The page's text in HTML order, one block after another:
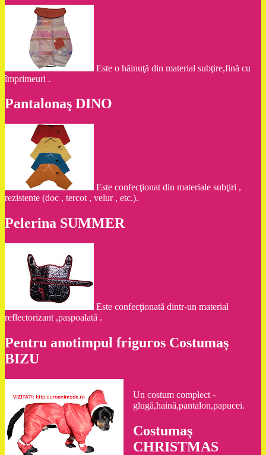
Este o hăinuţă din material subţire,fină cu
împrimeuri .
Pantalonaş DINO
Este confecţionat din materiale subţiri ,
rezistente (doc , tercot , velur , etc.).
Pelerina SUMMER
Este confecţionată dintr-un material
reflectorizant ,paspoalată .
Pentru anotimpul friguros Costumaş
BIZU
Un costum complect -
glugă,haină,pantalon,papucei.
Costumaş
CHRISTMAS